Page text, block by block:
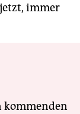
immer
kommenden